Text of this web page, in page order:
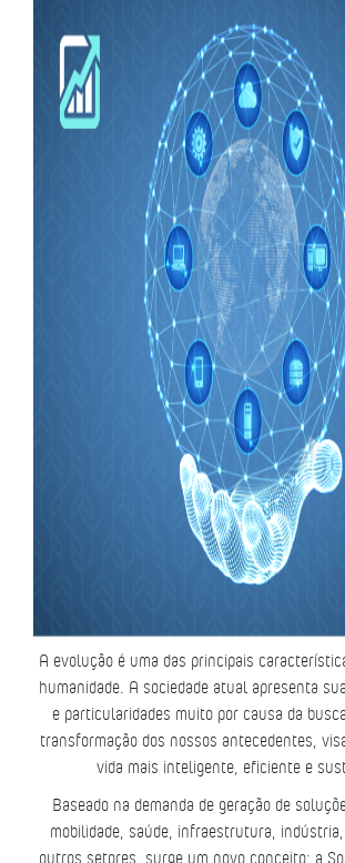
A evolução é uma das principais
humanidade. A sociedade atual apresenta
e particularidades muito por causa da
transformação dos nossos antecedentes,
vida mais inteligente, eficiente e
Baseado na demanda de geração de
mobilidade, saúde, infraestrutura, indústria,
outros setores, surge um novo conceito: a